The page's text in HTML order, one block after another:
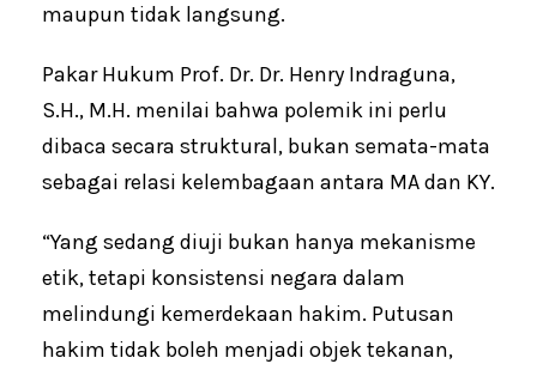
maupun tidak langsung.
Pakar Hukum Prof. Dr. Dr. Henry Indraguna,
S.H., M.H. menilai bahwa polemik ini perlu
dibaca secara struktural, bukan semata-mata
sebagai relasi kelembagaan antara MA dan KY.
“Yang sedang diuji bukan hanya mekanisme
etik, tetapi konsistensi negara dalam
melindungi kemerdekaan hakim. Putusan
hakim tidak boleh menjadi objek tekanan,